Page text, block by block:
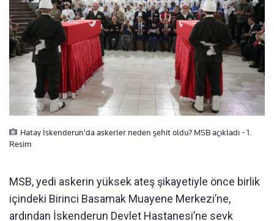
Hatay İskenderun'da askerler neden şehit oldu? MSB açıkladı - 1.
Resim
MSB, yedi askerin yüksek ateş şikayetiyle önce birlik
içindeki Birinci Basamak Muayene Merkezi’ne,
ardından İskenderun Devlet Hastanesi’ne sevk